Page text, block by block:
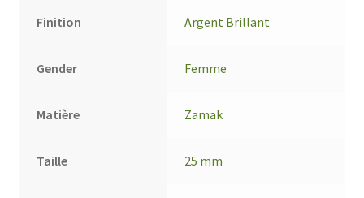
Finition Argent Brillant
Gender Femme
Matière Zamak
Taille 25 mm